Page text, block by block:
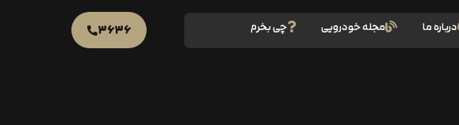
درباره ما مجله خودرویی چی بخرم ۳۶۳۶